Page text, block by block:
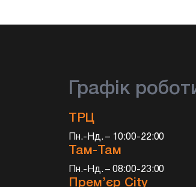
Графік
ТРЦ
Пн.-Нд. – 10:00-22:00
Там-Там
Пн.-Нд. – 08:00-23:00
Прем’єр City